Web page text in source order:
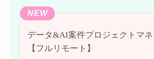
NEW
データ&AI案件プロジェクトマ
【フルリモート】